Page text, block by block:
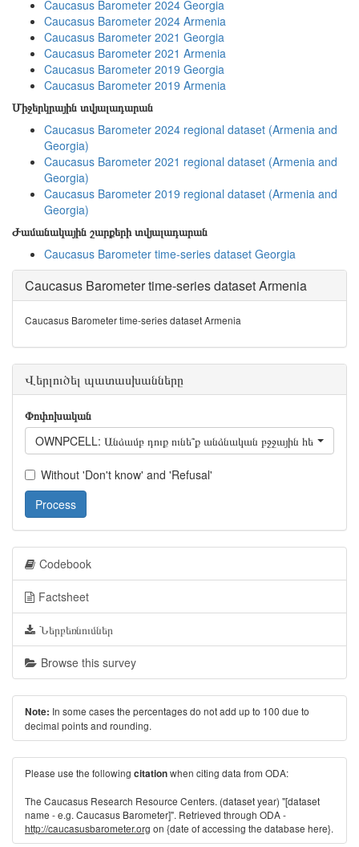
Caucasus Barometer 2024 Georgia
Caucasus Barometer 2024 Armenia
Caucasus Barometer 2021 Georgia
Caucasus Barometer 2021 Armenia
Caucasus Barometer 2019 Georgia
Caucasus Barometer 2019 Armenia
Միջերկրային տվյալադարան
Caucasus Barometer 2024 regional dataset (Armenia and
Georgia)
Caucasus Barometer 2021 regional dataset (Armenia and
Georgia)
Caucasus Barometer 2019 regional dataset (Armenia and
Georgia)
Ժամանակային շարքերի տվյալադարան
Caucasus Barometer time-series dataset Georgia
Caucasus Barometer time-series dataset Armenia
Caucasus Barometer time-series dataset Armenia
Վերլուծել պատասխանները
Փոփոխական
OWNPCELL: Անձամբ դուք ունե՞ք անձնական բջջային
Without 'Don't know' and 'Refusal'
Process
Codebook
Factsheet
Ներբեռնումներ
Browse this survey
Note: In some cases the percentages do not add up to 100 due to
decimal points and rounding.
Please use the following citationwhen citing data from ODA:
The Caucasus Research Resource Centers. (dataset year) "[dataset
name - e.g. Caucasus Barometer]". Retrieved through ODA -
http://caucasusbarometer.org on {date of accessing the database here}.